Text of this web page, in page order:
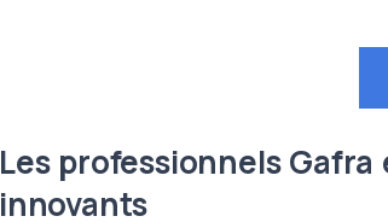
Les professionnels
innovants